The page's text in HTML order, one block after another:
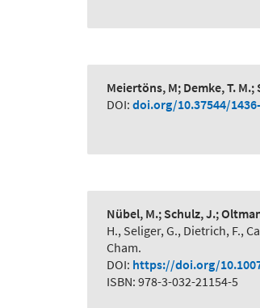
Meiertöns, M; Demke, T.
DOI: doi.org/10.37544/
Nübel, M.; Schulz, J.;
H., Seliger, G., Dietrich, F.,
Cham.
DOI: https://doi.org/
ISBN: 978-3-032-21154-5